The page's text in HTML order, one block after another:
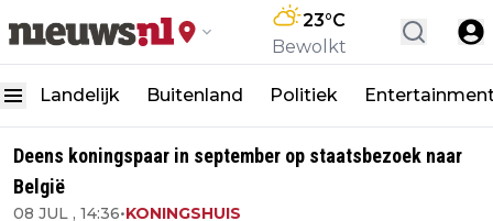
23°C
Bewolkt
Landelijk Buitenland Politiek
Deens koningspaar in september op staatsbezoek naar
België
08 JUL , 14:36•KONINGSHUIS